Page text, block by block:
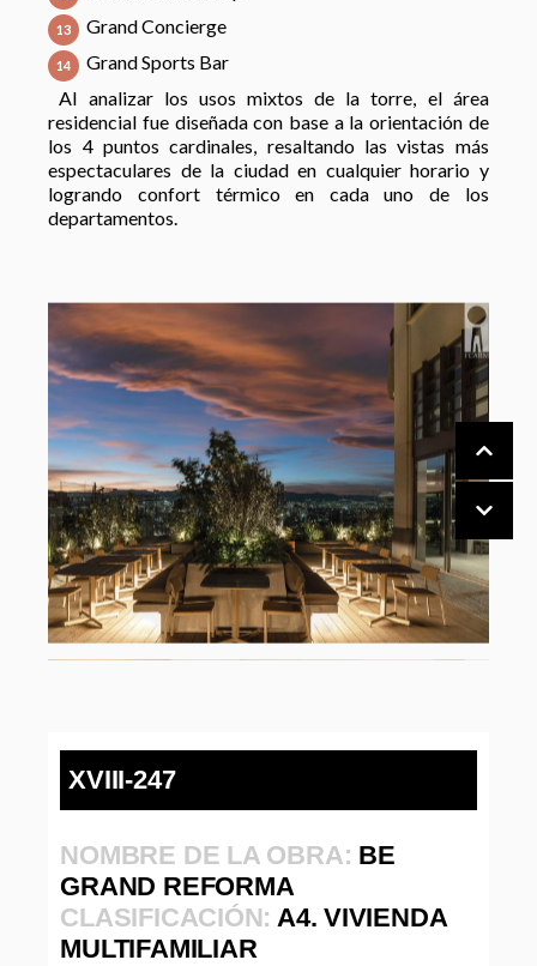
Grand Concierge
Grand Sports Bar
Al analizar los usos mixtos de la torre, el área
residencial fue diseñada con base a la orientación de
los 4 puntos cardinales, resaltando las vistas más
espectaculares de la ciudad en cualquier horario y
logrando confort térmico en cada uno de los
departamentos.
XVIII-247
NOMBRE DE LA OBRA: BE
GRAND REFORMA
CLASIFICACIÓN:A4. VIVIENDA
MULTIFAMILIAR